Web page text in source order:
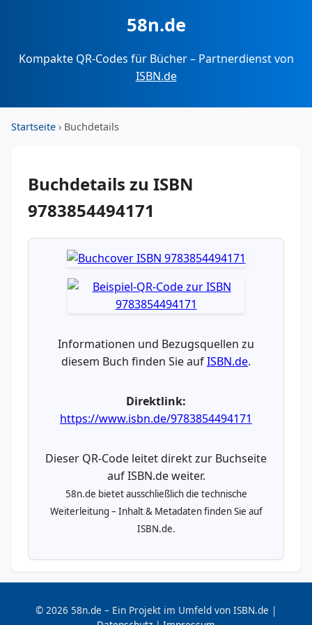
58n.de
Kompakte QR-Codes für Bücher – Partnerdienst von
ISBN.de
Startseite › Buchdetails
Buchdetails zu ISBN
9783854494171
Informationen und Bezugsquellen zu
diesem Buch finden Sie aufISBN.de.
Direktlink:
https://www.isbn.de/9783854494171
Dieser QR-Code leitet direkt zur Buchseite
auf ISBN.de weiter.
58n.de bietet ausschließlich die technische
Weiterleitung – Inhalt & Metadaten finden Sie auf
ISBN.de.
© 2026 58n.de – Ein Projekt im Umfeld von ISBN.de |